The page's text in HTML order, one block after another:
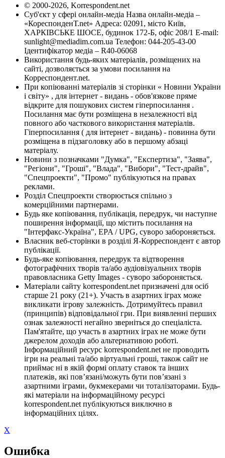
© 2000-2026, Korrespondent.net
Суб'єкт у сфері онлайн-медіа Назва онлайн-медіа –
«КореспонденТ.net» Адреса: 02091, місто Київ,
ХАРКІВСЬКЕ ШОСЕ, будинок 172-Б, офіс 208/1 E-mail:
sunlight@mediadim.com.ua Телефон: 044-205-43-00
Ідентифікатор медіа – R40-06068
Використання будь-яких матеріалів, розміщених на
сайті, дозволяється за умови посилання на
Корреспондент.net.
При копіюванні матеріалів зі сторінки « Новини України
і світу» , для інтернет - видань - обов'язкове пряме
відкрите для пошукових систем гіперпосилання .
Посилання має бути розміщена в незалежності від
повного або часткового використання матеріалів.
Гіперпосилання ( для інтернет - видань) - повинна бути
розміщена в підзаголовку або в першому абзаці
матеріалу.
Новини з позначками "Думка", "Експертиза", "Заява",
"Регіони", "Гроші", "Влада", "Вибори", "Тест-драйв",
"Спецпроекти", "Промо" публікуються на правах
реклами.
Розділ Спецпроекти створюється спільно з
комерційними партнерами.
Будь яке копіювання, публікація, передрук, чи наступне
поширення інформації, що містить посилання на
"Інтерфакс-Україна", EPA / UPG, суворо забороняється.
Власник веб-сторінки в розділі Я-Корреспондент є автор
публікації.
Будь-яке копіювання, передрук та відтворення
фотографічних творів та/або аудіовізуальних творів
правовласника Getty Images - суворо забороняється.
Матеріали сайту korrespondent.net призначені для осіб
старше 21 року (21+). Участь в азартних іграх може
викликати ігрову залежність. Дотримуйтесь правил
(принципів) відповідальної гри. При виявленні перших
ознак залежності негайно зверніться до спеціаліста.
Пам'ятайте, що участь в азартних іграх не може бути
джерелом доходів або альтернативою роботі.
Інформаційний ресурс korrespondent.net не проводить
ігри на реальні та/або віртуальні гроші, також сайт не
приймає ні в якій формі оплату ставок та інших
платежів, які пов’язані/можуть бути пов’язані з
азартними іграми, букмекерами чи тоталізаторами. Будь-
які матеріали на інформаційному ресурсі
korrespondent.net публікуються виключно в
інформаційних цілях.
X
Ошибка